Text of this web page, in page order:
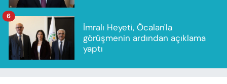
İmralı Heyeti, Öcalan'la
görüşmenin ardından açıklama
yaptı
6